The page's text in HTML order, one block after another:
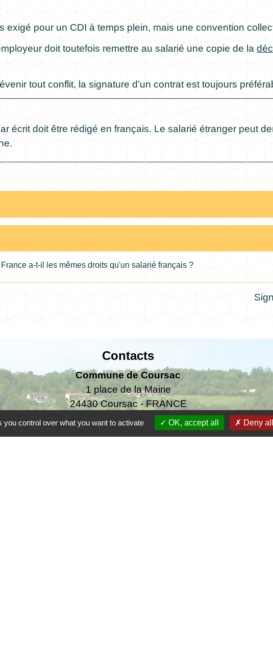
exigé pour un CDI à temps plein, mais une convention
doit toutefois remettre au salarié une copie de la
tout conflit, la signature d'un contrat est toujours
écrit doit être rédigé en français. Le salarié étranger peut
a-t-il les mêmes droits qu'un salarié français ?
Contacts
Commune de Coursac
1 place de la Mairie
24430 Coursac - FRANCE
+33 5 53 54 61 61
control over what you want to activate OK, accept all Deny